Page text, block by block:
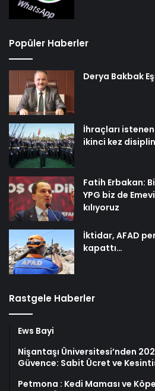
Popüler Haberler
Derya Bakbak
İhraçları
ikinci kez
Fatih Erbakan:
YPG biz de
kılıyoruz
İktidar, AFAD
kapattı…
Rastgele Haberler
Ews Bayi
Nişantaşı Üniversitesi’nden
Güvence: Sabit Ücret ve
Petmona : Kedi Maması ve